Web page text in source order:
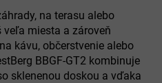
na terasu alebo
veľa miesta a zároveň
kávu, občerstvenie alebo
BBGF-GT2 kombinuje
sklenenou doskou a vďaka